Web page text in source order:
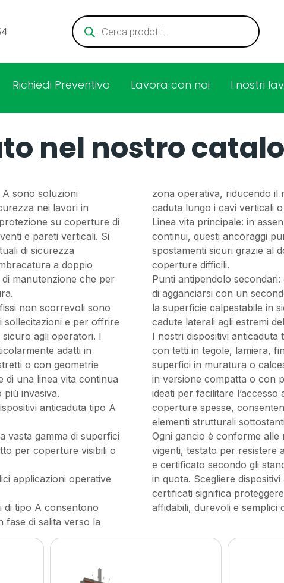
Richiedi Preventivo Lavora con noi I nostri
nel nostro
A sono soluzioni
nei lavori in
su coperture di
e pareti verticali. Si
di sicurezza
a doppio
manutenzione che per
non scorrevoli sono
sollecitazioni e per offrire
agli operatori. I
adatti in
o con geometrie
di una linea vita continua
invasiva.
anticaduta tipo A
vasta gamma di superfici
per coperture visibili o
applicazioni operative
di tipo A consentono
fase di salita verso la
zona operativa, riducendo il
caduta lungo i cavi verticali
Linea vita principale: in
continui, questi ancoraggi
spostamenti sicuri grazie al
coperture difficili.
Punti antipendolo
di agganciarsi con un
la superficie calpestabile in
cadute laterali agli estremi
I nostri dispositivi anticaduta
con tetti in tegole, lamiera,
superfici in muratura o
in versione compatta o con
ideati per facilitare l’accesso
coperture spesse,
elementi strutturali
Ogni gancio è conforme alle
vigenti, testato per resistere
e certificato secondo gli
in quota. Scegliere
certificati significa
affidabili, durevoli e semplici